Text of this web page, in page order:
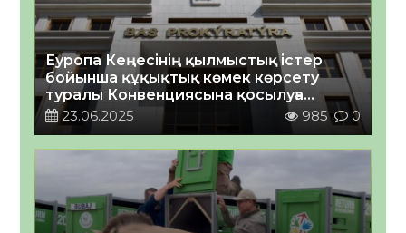
Еуропа Кеңесінің қылмыстық істер
бойынша құқықтық көмек көрсету
туралы Конвенциясына қосылуға
шақыру туралы
23.06.2025 985 0